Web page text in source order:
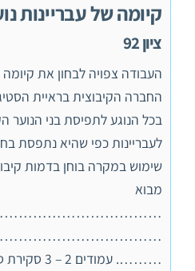
קיומה של עבריינות
ציון 92
העבודה צפויה לבחון את קיומה
החברה הקיבוצית בראיית
בכל הנוגע לתפיסת בני הנוער
לעבריינות כפי שהיא נתפסת
שימוש במקרה בוחן בדמות
מבוא
………. עמודים 2 –